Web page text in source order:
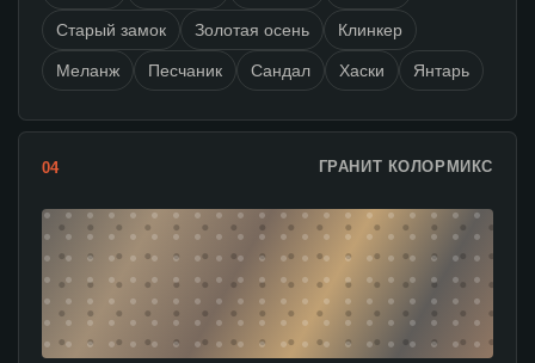
Старый замок Золотая осень Клинкер
Меланж Песчаник Сандал Хаски Янтарь
04 ГРАНИТ КОЛОРМИКС